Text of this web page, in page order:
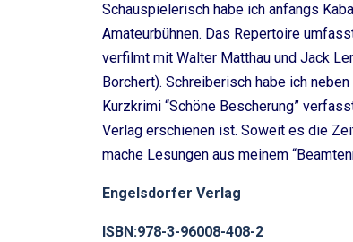
Schauspielerisch habe ich anfangs
Amateurbühnen. Das Repertoire
verfilmt mit Walter Matthau und Jack
Borchert). Schreiberisch habe ich
Kurzkrimi “Schöne Bescherung”
Verlag erschienen ist. Soweit es die
mache Lesungen aus meinem
Engelsdorfer Verlag
ISBN:978-3-96008-408-2